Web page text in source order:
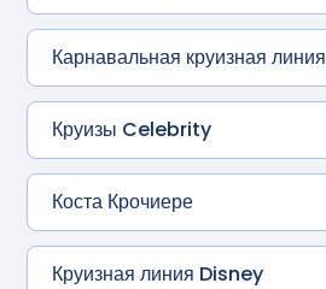
Карнавальная круизная линия
Круизы Celebrity
Коста Крочиере
Круизная линия Disney